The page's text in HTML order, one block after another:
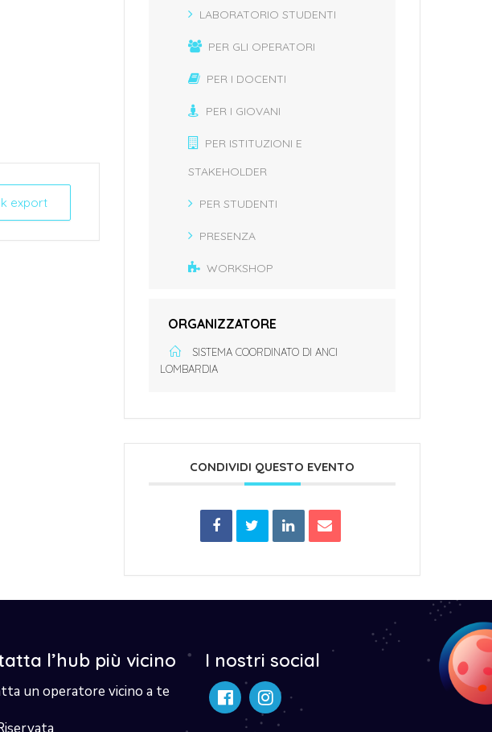
export
LABORATORIO STUDENTI
PER GLI OPERATORI
PER I DOCENTI
PER I GIOVANI
PER ISTITUZIONI E
STAKEHOLDER
PER STUDENTI
PRESENZA
WORKSHOP
ORGANIZZATORE
SISTEMA COORDINATO DI ANCI
LOMBARDIA
CONDIVIDI QUESTO EVENTO
l’hub più vicino
un operatore vicino a te
I nostri social